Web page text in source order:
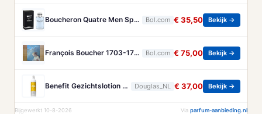
Boucheron Quatre Men Spray - 100 ml - Eau De Toilette Bol.com € 35,50 Bekijk →
François Boucher 1703-1770 - Brandt, Christa Bol.com € 75,00 Bekijk →
Benefit Gezichtslotion The POREfessional Gezichtstoner Unisex 133ml Douglas_NL € 37,00 Bekijk →
Bijgewerkt 10-8-2026 Via parfum-aanbieding.nl